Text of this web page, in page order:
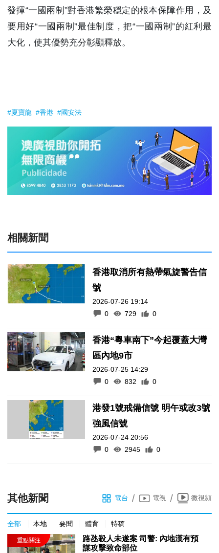
發揮“一國兩制”對香港繁榮穩定的根本保障作用，及
要用好“一國兩制”最佳制度，把“一國兩制”的紅利最
大化，使其優勢充分彰顯釋放。
#夏寶龍 #香港 #國安法
相關新聞
香港取消所有熱帶氣旋警告信
號
2026-07-26 19:14
0
729 0
香港“粵車南下”今起覆蓋大灣
區內地9市
2026-07-25 14:29
0
832 0
港發1號戒備信號 明午或改3號
強風信號
2026-07-24 20:56
0
2945 0
其他新聞 電台 / 電視 / 微視頻
全部 本地 要聞 體育 特稿
路氹殺人未遂案 司警: 內地漢有預
謀攻擊致命部位